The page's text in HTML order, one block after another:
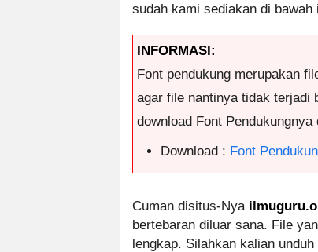
sudah kami sediakan di bawah
INFORMASI:
Font pendukung merupakan
agar file nantinya tidak terjadi
download Font Pendukungnya
Download : Font
Cuman disitus-Nya
bertebaran diluar sana. File
lengkap. Silahkan kalian